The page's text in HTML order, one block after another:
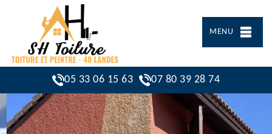
MENU
05 33 06 15 63 07 80 39 28 74